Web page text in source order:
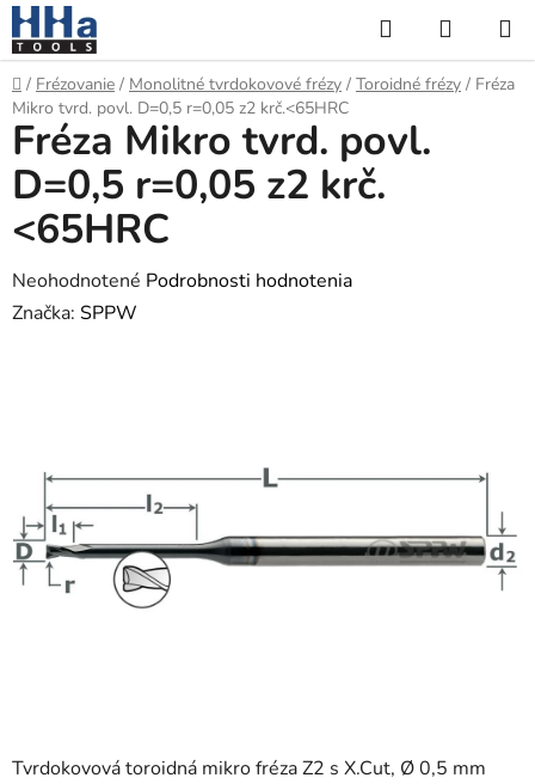
Prejsť
na
obsah
Hľadať
KOŠÍK
Domov
/ Frézovanie / Monolitné tvrdokovové frézy / Toroidné frézy / Fréza
Mikro tvrd. povl. D=0,5 r=0,05 z2 krč.<65HRC
Tvrdokovová toroidná mikro fréza Z2 s X.Cut, Ø 0,5 mm
Fréza Mikro tvrd. povl.
D=0,5 r=0,05 z2 krč.
<65HRC
Priemerné
hodnotenie
hviezdičiek.
Neohodnotené Podrobnosti hodnotenia
Značka: SPPW